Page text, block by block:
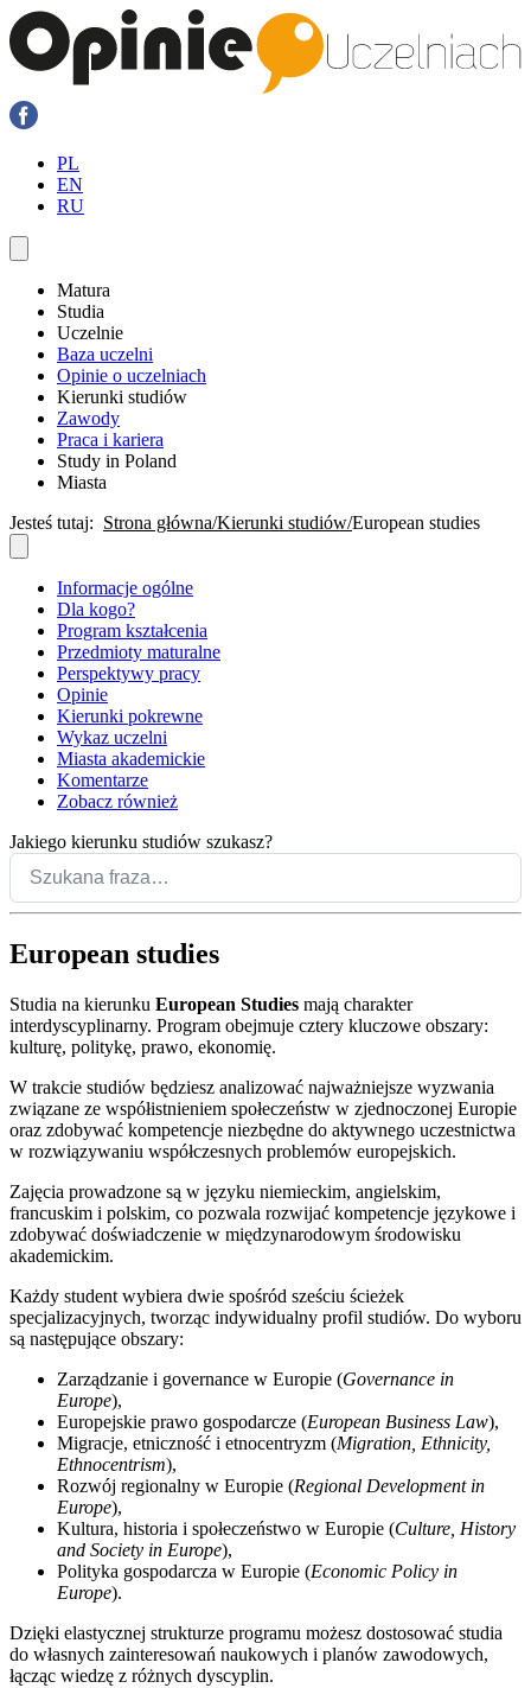
PL
EN
RU
Matura
Studia
Uczelnie
Baza uczelni
Opinie o uczelniach
Kierunki studiów
Zawody
Praca i kariera
Study in Poland
Miasta
Jesteś tutaj: Strona główna Kierunki studiów European studies
Informacje ogólne
Dla kogo?
Program kształcenia
Przedmioty maturalne
Perspektywy pracy
Opinie
Kierunki pokrewne
Wykaz uczelni
Miasta akademickie
Komentarze
Zobacz również
Jakiego kierunku studiów szukasz?
European studies
Studia na kierunku European Studies mają charakter
interdyscyplinarny. Program obejmuje cztery kluczowe obszary:
kulturę, politykę, prawo, ekonomię.
W trakcie studiów będziesz analizować najważniejsze wyzwania
związane ze współistnieniem społeczeństw w zjednoczonej Europie
oraz zdobywać kompetencje niezbędne do aktywnego uczestnictwa
w rozwiązywaniu współczesnych problemów europejskich.
Zajęcia prowadzone są w języku niemieckim, angielskim,
francuskim i polskim, co pozwala rozwijać kompetencje językowe i
zdobywać doświadczenie w międzynarodowym środowisku
akademickim.
Każdy student wybiera dwie spośród sześciu ścieżek
specjalizacyjnych, tworząc indywidualny profil studiów. Do wyboru
są następujące obszary:
Zarządzanie i governance w Europie (Governance in
Europe),
Europejskie prawo gospodarcze (European Business Law),
Migracje, etniczność i etnocentryzm (Migration, Ethnicity,
Ethnocentrism),
Rozwój regionalny w Europie (Regional Development in
Europe),
Kultura, historia i społeczeństwo w Europie (Culture, History
and Society in Europe),
Polityka gospodarcza w Europie (Economic Policy in
Europe).
Dzięki elastycznej strukturze programu możesz dostosować studia
do własnych zainteresowań naukowych i planów zawodowych,
łącząc wiedzę z różnych dyscyplin.